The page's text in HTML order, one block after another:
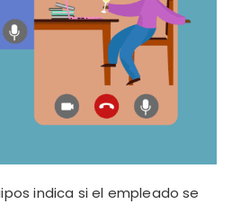
indica si el empleado se